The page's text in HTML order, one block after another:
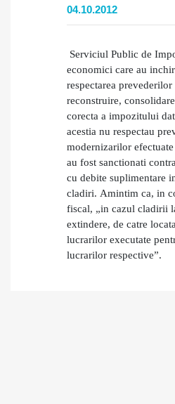
04.10.2012
Serviciul Public de
economici care au
respectarea
reconstruire,
corecta a impozitului
acestia nu respectau
modernizarilor
au fost sanctionati
cu debite suplimentare
cladiri. Amintim ca, in
fiscal, „in cazul cladirii
extindere, de catre
lucrarilor executate
lucrarilor respective”.